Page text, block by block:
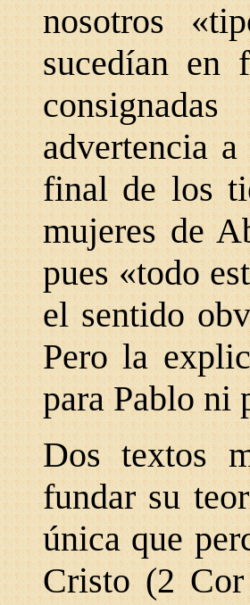
nosotros
sucedían en
advertencia
final de los
mujeres de
pues «todo
el sentido
Pero la
para Pablo ni
Dos textos
fundar su
única que
Cristo (2